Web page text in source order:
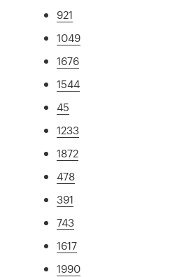
921
1049
1676
1544
45
1233
1872
478
391
743
1617
1990